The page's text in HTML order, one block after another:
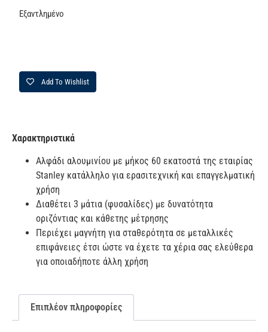
Εξαντλημένο
Add To Wishlist
Χαρακτηριστικά
Αλφάδι αλουμινίου με μήκος 60 εκατοστά της εταιρίας
Stanley κατάλληλο για ερασιτεχνική και επαγγελματική
χρήση
Διαθέτει 3 μάτια (φυσαλίδες) με δυνατότητα
οριζόντιας και κάθετης μέτρησης
Περιέχει μαγνήτη για σταθερότητα σε μεταλλικές
επιφάνειες έτσι ώστε να έχετε τα χέρια σας ελεύθερα
για οποιαδήποτε άλλη χρήση
Επιπλέον πληροφορίες